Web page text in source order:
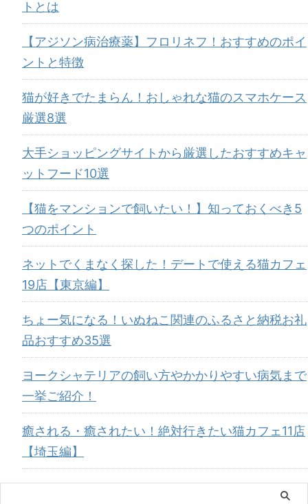
トとは
【アジソン病治療薬】フロリネフ！おすすめのポイ
ントと特徴
猫が好きでたまらん！おしゃれな猫のスマホケース
厳選8選
大手ショッピングサイトから厳選したおすすめキャ
ットフード10選
【猫をマンションで飼いたい！】知っておくべき5
つのポイント
ネットでくまなく探した！デートで使える猫カフェ
19店【東京編】
ちょー気になる！いぬねこ関連のふるさと納税お礼
品おすすめ35選
ヨークシャテリアの飼い方やかかりやすい病気まで
一挙ご紹介！
癒される・癒されたい！絶対行きたい猫カフェ11店
【埼玉編】